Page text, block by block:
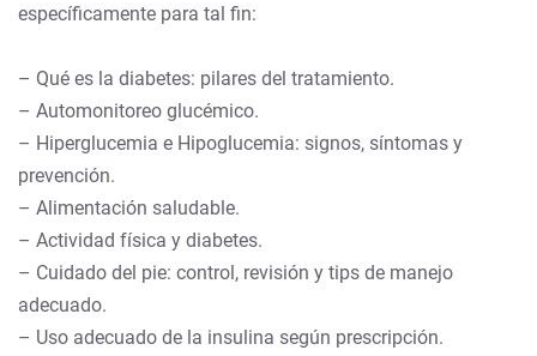
específicamente para tal fin:
– Qué es la diabetes: pilares del tratamiento.
– Automonitoreo glucémico.
– Hiperglucemia e Hipoglucemia: signos, síntomas y
prevención.
– Alimentación saludable.
– Actividad física y diabetes.
– Cuidado del pie: control, revisión y tips de manejo
adecuado.
– Uso adecuado de la insulina según prescripción.